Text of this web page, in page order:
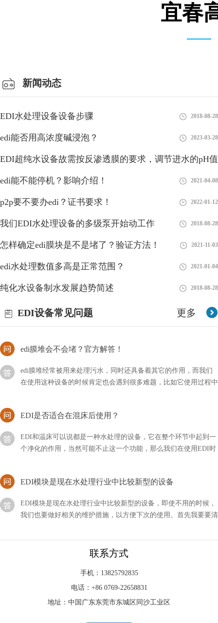
宜春
新闻动态
EDI水处理设备设备步骤 2018-08-28
edi能否用高浓度碱浸泡？ 2023-03-28
EDI超纯水设备故需按反渗透膜的要求，调节进水的pH值
2018-08-27
edi能不能停机？影响介绍！ 2021-04-08
p2p要不要办edi？证书要求！ 2022-01-12
我们EDI水处理设备的多级泵开始动工作 2018-08-28
怎样确定edi膜块是不是堵了？验证方法！ 2021-11-03
edi水处理数值多高是正常范围？ 2021-01-04
纯化水设备制水发展趋势简述 2018-08-28
更多
EDI设备常见问题
EDI连续电除盐是谁发明的？
连续电除盐（Continuous Electrodeionization，CEDI）是由Rex L.
公司的
EDI膜块维修故障的主要原因
EDI作为纯水/超纯水装置的核心部件,一但不稳定或无法使用,必将
引起EDI膜块故障的原因主要有以下几点
在使用这种设备的时候肯定也会遇到很多难题，比如它使用过程中
会不会堵塞呢？
个净化的作用，当然可能不止这一个功能，那么我们在使用EDI时
是否适合在混床后使用呢？
我们也要做好相关的维护措施，以方便下次的使用。首先我要要清
洗元件中的膜元件，然后使用反渗透设备产出来的水
EDI（Electronic Data Interchange，电子数据交换）供应商是指提供
EDI系统和服务的公司或组织。EDI是指企业之间在电子化的环境
EDI连续电除盐是谁发明的？
联系方式
手机：13825792835
电话：+86 0769-22658831
地址：中国广东东莞市东城区同沙工业区